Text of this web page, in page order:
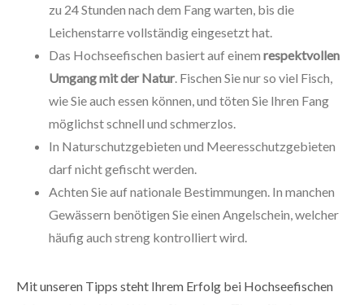
zu 24 Stunden nach dem Fang warten, bis die
Leichenstarre vollständig eingesetzt hat.
Das Hochseefischen basiert auf einem respektvollen
Umgang mit der Natur. Fischen Sie nur so viel Fisch,
wie Sie auch essen können, und töten Sie Ihren Fang
möglichst schnell und schmerzlos.
In Naturschutzgebieten und Meeresschutzgebieten
darf nicht gefischt werden.
Achten Sie auf nationale Bestimmungen. In manchen
Gewässern benötigen Sie einen Angelschein, welcher
häufig auch streng kontrolliert wird.
Mit unseren Tipps steht Ihrem Erfolg bei Hochseefischen